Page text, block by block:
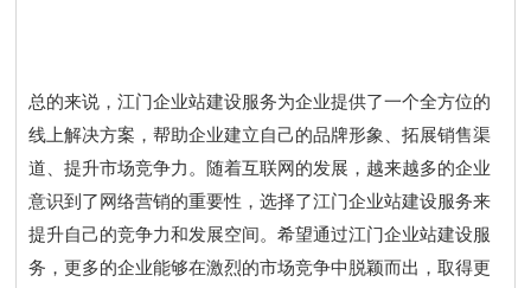
总的来说，江门企业站建设服务为企业提供了一个全方位的
线上解决方案，帮助企业建立自己的品牌形象、拓展销售渠
道、提升市场竞争力。随着互联网的发展，越来越多的企业
意识到了网络营销的重要性，选择了江门企业站建设服务来
提升自己的竞争力和发展空间。希望通过江门企业站建设服
务，更多的企业能够在激烈的市场竞争中脱颖而出，取得更